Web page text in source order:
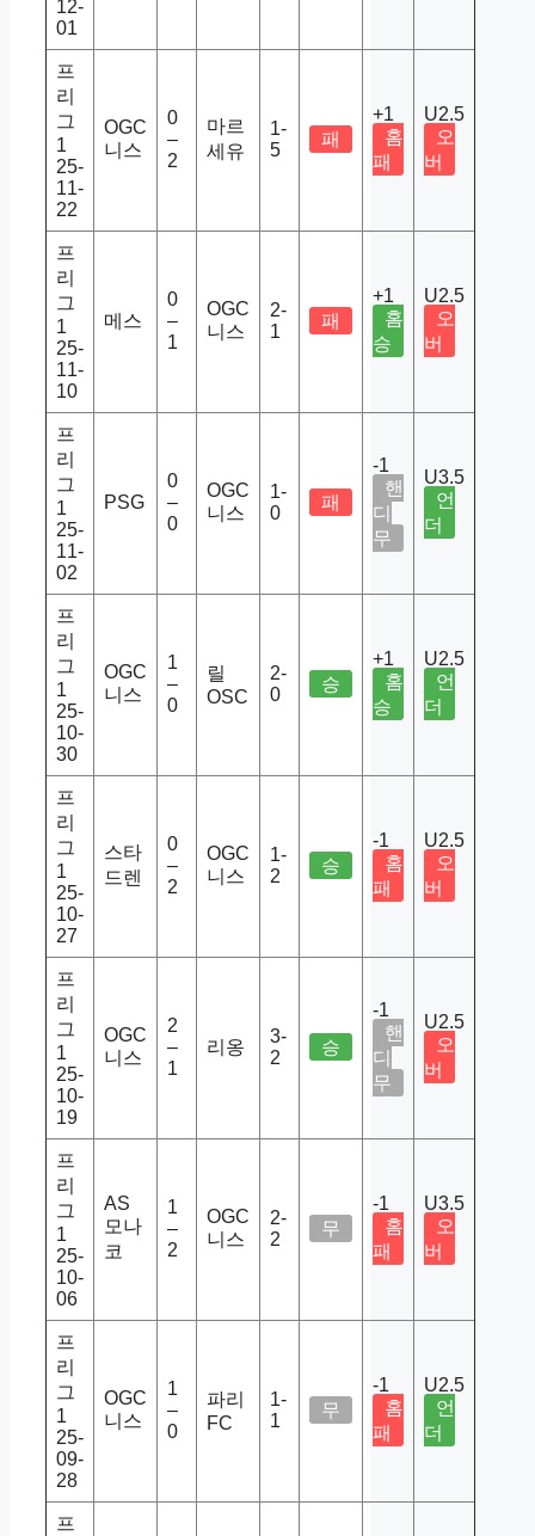
12-
01
프
리
그
1
25-
11-
22
OGC
니스
0
–
2
마르
세유
1-
5
패
+1
홈
패
U2.5
오
버
프
리
그
1
25-
11-
10
메스
0
–
1
OGC
니스
2-
1
패
+1
홈
승
U2.5
오
버
프
리
그
1
25-
11-
02
PSG
0
–
0
OGC
니스
1-
0
패
-1
핸
디
무
U3.5
언
더
프
리
그
1
25-
10-
30
OGC
니스
1
–
0
릴
OSC
2-
0
승
+1
홈
승
U2.5
언
더
프
리
그
1
25-
10-
27
스타
드렌
0
–
2
OGC
니스
1-
2
승
-1
홈
패
U2.5
오
버
프
리
그
1
25-
10-
19
OGC
니스
2
–
1
리옹
3-
2
승
-1
핸
디
무
U2.5
오
버
프
리
그
1
25-
10-
06
AS
모나
코
1
–
2
OGC
니스
2-
2
무
-1
홈
패
U3.5
오
버
프
리
그
1
25-
09-
28
OGC
니스
1
–
0
파리
FC
1-
1
무
-1
홈
패
U2.5
언
더
프